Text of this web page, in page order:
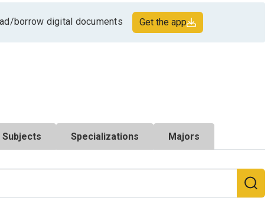
borrow digital documents Get the app
Subjects Specializations Majors